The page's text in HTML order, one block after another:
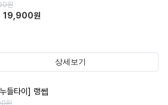
원
19,900원
상세보기
들타이] 랭쎕
원